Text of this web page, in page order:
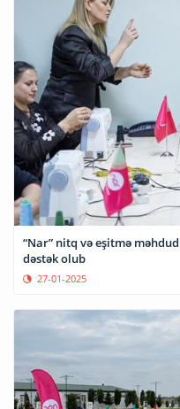
“Nar” nitq və eşitmə
dəstək olub
27-01-2025